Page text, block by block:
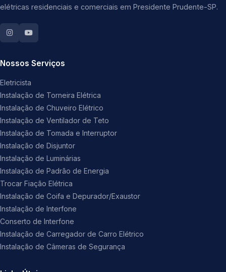
elétricas residenciais e comerciais em Presidente Prudente-SP.
Nossos Serviços
Eletricista
Instalação de Torneira Elétrica
Instalação de Chuveiro Elétrico
Instalação de Ventilador de Teto
Instalação de Tomada e Interruptor
Instalação de Disjuntor
Instalação de Luminárias
Instalação de Padrão de Energia
Trocar Fiação Elétrica
Instalação de Coifa e Depurador/Exaustor
Instalação de Interfone
Conserto de Interfone
Instalação de Carregador de Carro Elétrico
Instalação de Câmeras de Segurança